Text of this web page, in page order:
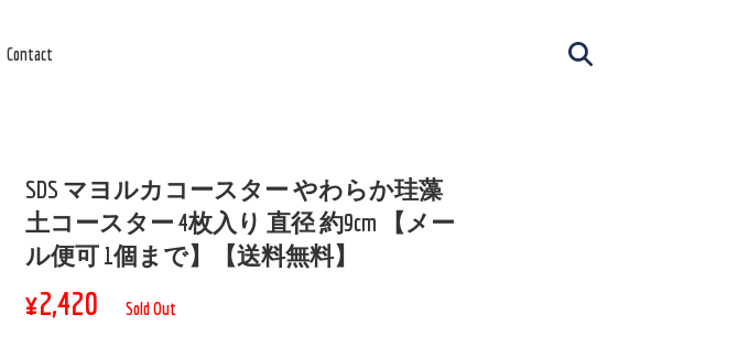
Contact
SDS マヨルカコースター やわらか珪藻
土コースター 4枚入り 直径 約9cm 【メー
ル便可 1個まで】【送料無料】
¥2,420 Sold Out